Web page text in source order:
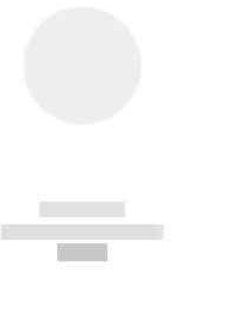
------------
----------- -----------